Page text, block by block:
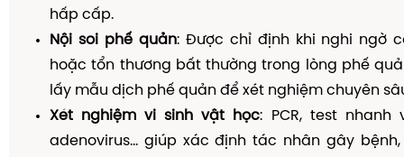
hấp cấp.
Nội soi phế quản: Được chỉ định khi nghi ngờ
hoặc tổn thương bất thường trong lòng phế
lấy mẫu dịch phế quản để xét nghiệm chuyên
Xét nghiệm vi sinh vật học: PCR, test nhanh
adenovirus... giúp xác định tác nhân gây